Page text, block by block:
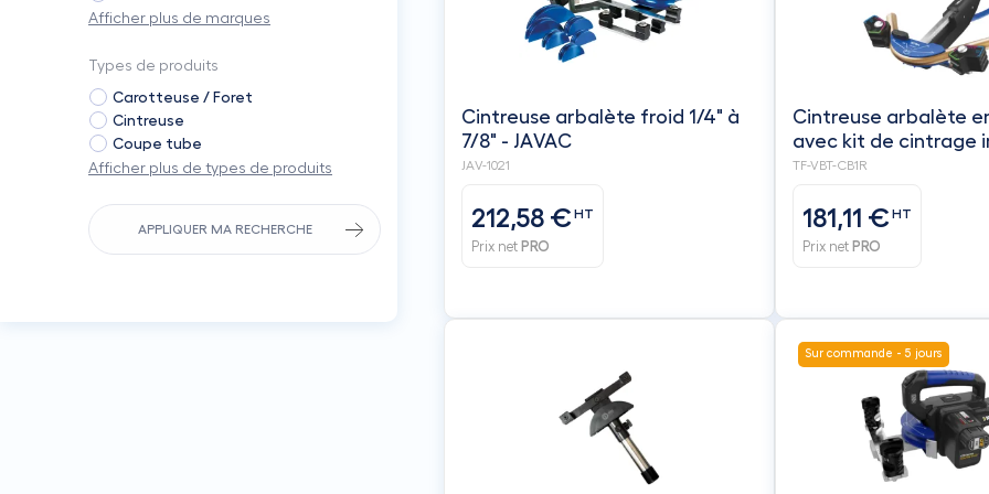
Afficher plus de marques
Types de produits
Carotteuse / Foret
Cintreuse
Coupe tube
Afficher plus de types de produits
APPLIQUER MA RECHERCHE
Cintreuse arbalète froid 1/4" à
7/8" - JAVAC
JAV-1021
212,58 €HT
Prix net PRO
Cintreuse arbalète
avec kit de cintrage
avec côte métrique/
à 7/8", et 6 à 22 mm -
TF-VBT-CB1R
181,11 €HT
Prix net PRO
Sur commande - 5 jours